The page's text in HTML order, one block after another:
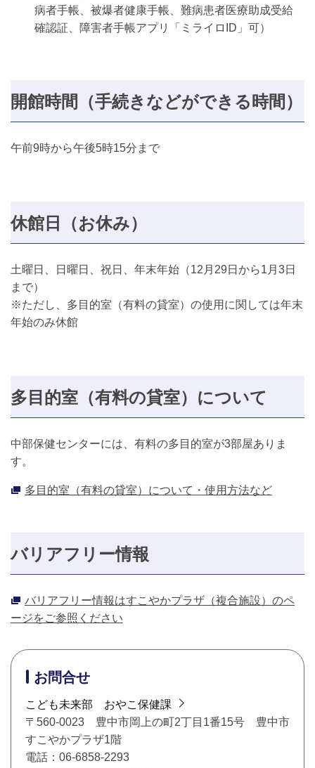
病者手帳、被爆者健康手帳、難病患者医療助成受給
確認証、障害者手帳アプリ「ミライロID」可）
開館時間（手続きなどができる時間）
午前9時から午後5時15分まで
休館日（お休み）
土曜日、日曜日、祝日、年末年始（12月29日から1月3日
まで）
※ただし、多目的室（有料の貸室）の使用に関しては年末
年始のみ休館
多目的室（有料の貸室）について
中部保健センターには、有料の多目的室が3部屋ありま
す。
多目的室（有料の貸室）について・使用方法など
バリアフリー情報
バリアフリー情報はすこやかプラザ（複合施設）のペ
ージをご参照ください
お問合せ
こども未来部 おやこ保健課
〒560-0023 豊中市岡上の町2丁目1番15号 豊中市
すこやかプラザ1階
電話：06-6858-2293